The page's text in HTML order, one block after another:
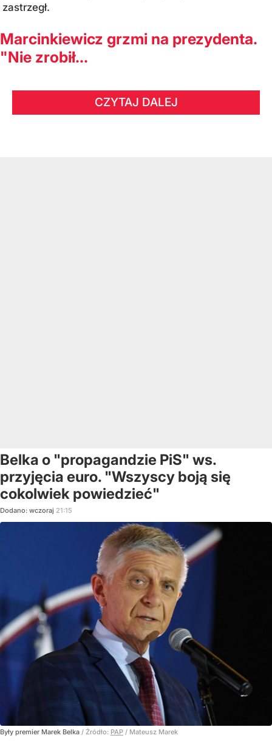
zastrzegł.
Marcinkiewicz grzmi na prezydenta.
"Nie zrobił...
CZYTAJ DALEJ
Belka o "propagandzie PiS" ws.
przyjęcia euro. "Wszyscy boją się
cokolwiek powiedzieć"
Dodano: wczoraj 21:15
Były premier Marek Belka / Źródło: PAP / Mateusz Marek